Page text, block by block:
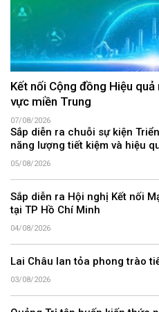
Kết nối Cộng đồng Hiệu
vực miền Trung
07/08/2026
Sắp diễn ra chuỗi sự kiện
năng lượng tiết kiệm và hiệu
05/08/2026
Sắp diễn ra Hội nghị Kết nối
tại TP Hồ Chí Minh
04/08/2026
Lai Châu lan tỏa phong trào
03/08/2026